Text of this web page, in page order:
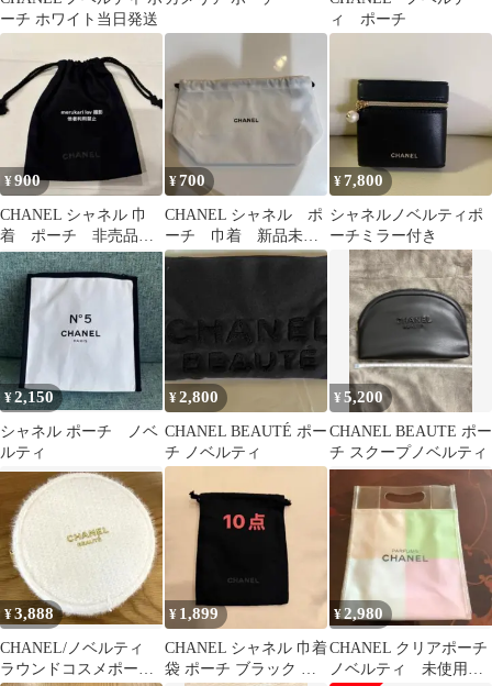
ーチ ホワイト当日発送
ィ ポーチ
¥900
CHANEL シャネル 巾
着 ポーチ 非売品
ノベルティ ポーチ
小物入れ
¥700
CHANEL シャネル ポ
ーチ 巾着 新品未使
用 ノベルティ
¥7,800
シャネルノベルティポ
ーチミラー付き
¥2,150
シャネル ポーチ ノベ
ルティ
¥2,800
CHANEL BEAUTÉ ポー
チ ノベルティ
¥5,200
CHANEL BEAUTE ポー
チ スクープノベルティ
¥3,888
CHANEL/ノベルティ
ラウンドコスメポーチ
¥ 1,899
CHANEL シャネル 巾着
袋 ポーチ ブラック ノ
¥2,980
CHANEL クリアポーチ
ノベルティ 未使用品